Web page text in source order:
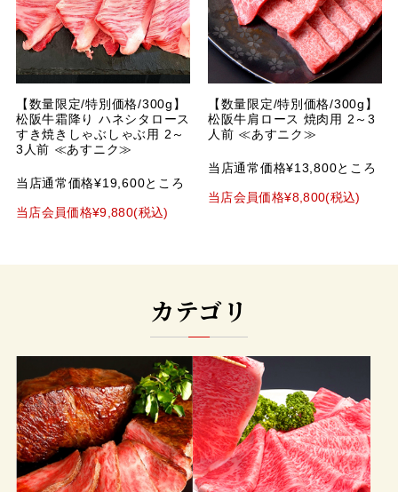
【数量限定/特別価格/300g】
松阪牛霜降り ハネシタロース
すき焼きしゃぶしゃぶ用 2～
3人前 ≪あすニク≫
当店通常価格¥19,600ところ
当店会員価格¥9,880(税込)
【数量限定/特別価格/300g】
松阪牛肩ロース 焼肉用 2～3
人前 ≪あすニク≫
当店通常価格¥13,800ところ
当店会員価格¥8,800(税込)
カテゴリ